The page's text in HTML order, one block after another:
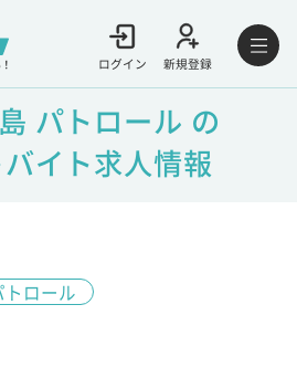
ログイン 新規登録
パトロール の
イト求人情報
トロール